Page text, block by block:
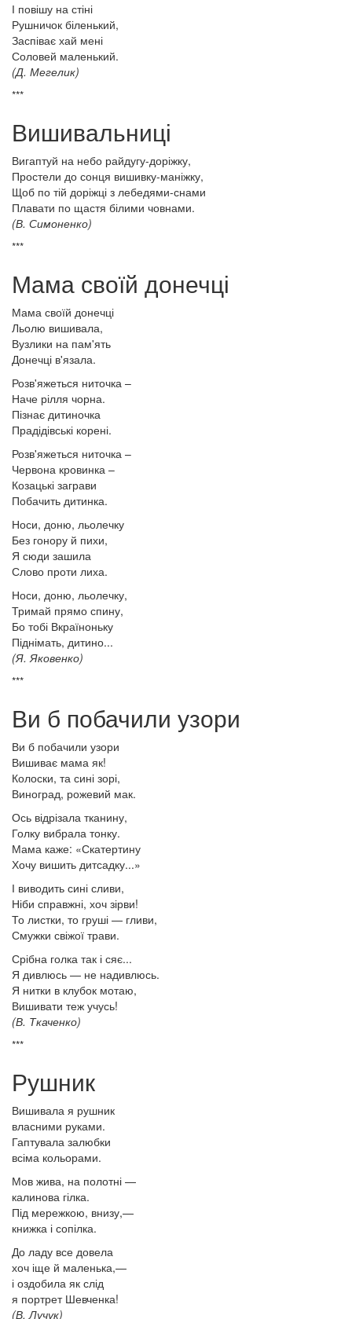
І повішу на стіні
Рушничок біленький,
Заспіває хай мені
Соловей маленький.
(Д. Мегелик)
***
Вишивальниці
Вигаптуй на небо райдугу-доріжку,
Простели до сонця вишивку-маніжку,
Щоб по тій доріжці з лебедями-снами
Плавати по щастя білими човнами.
(В. Симоненко)
***
Мама своїй донечці
Мама своїй донечці
Льолю вишивала,
Вузлики на пам'ять
Донечці в'язала.
Розв'яжеться ниточка –
Наче рілля чорна.
Пізнає дитиночка
Прадідівські корені.
Розв'яжеться ниточка –
Червона кровинка –
Козацькі заграви
Побачить дитинка.
Носи, доню, льолечку
Без гонору й пихи,
Я сюди зашила
Слово проти лиха.
Носи, доню, льолечку,
Тримай прямо спину,
Бо тобі Вкраїноньку
Піднімать, дитино...
(Я. Яковенко)
***
Ви б побачили узори
Ви б побачили узори
Вишиває мама як!
Колоски, та сині зорі,
Виноград, рожевий мак.
Ось відрізала тканину,
Голку вибрала тонку.
Мама каже: «Скатертину
Хочу вишить дитсадку...»
І виводить сині сливи,
Ніби справжні, хоч зірви!
То листки, то груші — гливи,
Смужки свіжої трави.
Срібна голка так і сяє...
Я дивлюсь — не надивлюсь.
Я нитки в клубок мотаю,
Вишивати теж учусь!
(В. Ткаченко)
***
Рушник
Вишивала я рушник
власними руками.
Гаптувала залюбки
всіма кольорами.
Мов жива, на полотні —
калинова гілка.
Під мережкою, внизу,—
книжка і сопілка.
До ладу все довела
хоч іще й маленька,—
і оздобила як слід
я портрет Шевченка!
(В. Лучук)